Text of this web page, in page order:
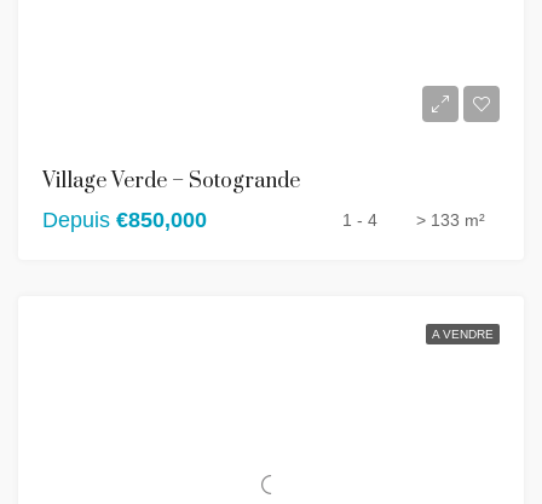
Village Verde – Sotogrande
Depuis €850,000 1 - 4 > 133 m²
A VENDRE